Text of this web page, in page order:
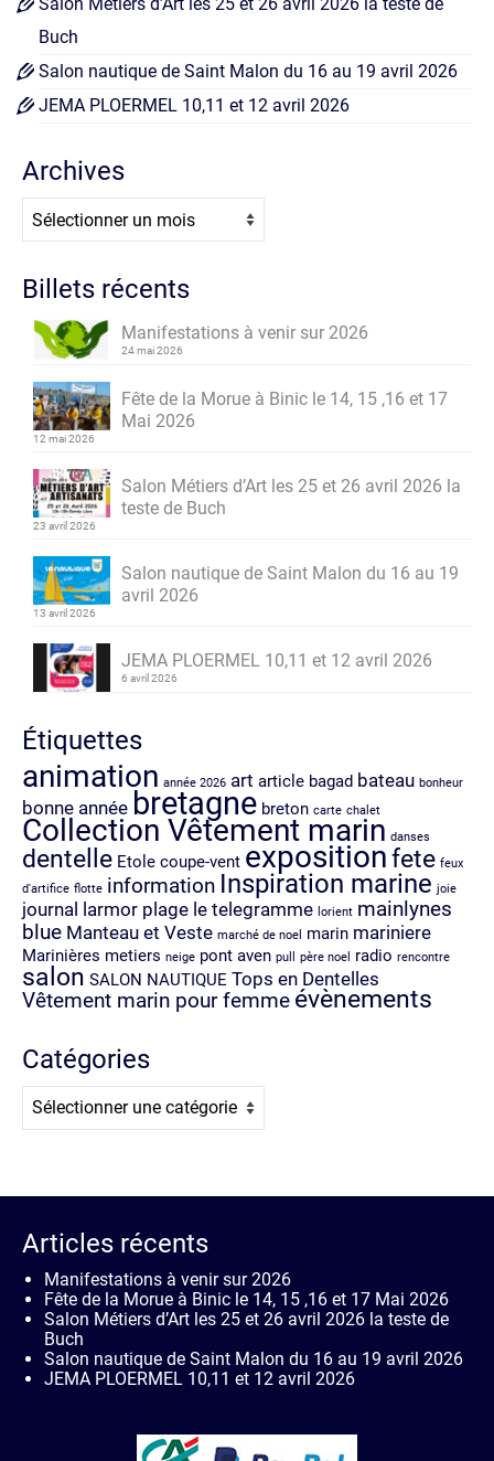
Salon Métiers d’Art les 25 et 26 avril 2026 la teste de
Buch
Salon nautique de Saint Malon du 16 au 19 avril 2026
JEMA PLOERMEL 10,11 et 12 avril 2026
Archives
Billets récents
Manifestations à venir sur 2026
24 mai 2026
Fête de la Morue à Binic le 14, 15 ,16 et 17
Mai 2026
12 mai 2026
Salon Métiers d’Art les 25 et 26 avril 2026 la
teste de Buch
23 avril 2026
Salon nautique de Saint Malon du 16 au 19
avril 2026
13 avril 2026
JEMA PLOERMEL 10,11 et 12 avril 2026
6 avril 2026
Étiquettes
animation année 2026 art article bagad bateau bonheur
bonne année bretagne breton carte chalet
Collection Vêtement marin danses
dentelle Etole coupe-vent expositionfete feux
d'artifice flotte information Inspiration marine joie
journal larmor plage le telegramme lorient mainlynes
blue Manteau et Veste marché de noel marin mariniere
Marinières metiers neige pont aven pull père noel radio rencontre
salon SALON NAUTIQUE Tops en Dentelles
Vêtement marin pour femme évènements
Catégories
Catégories
Articles récents
Manifestations à venir sur 2026
Fête de la Morue à Binic le 14, 15 ,16 et 17 Mai 2026
Salon Métiers d’Art les 25 et 26 avril 2026 la teste de
Buch
Salon nautique de Saint Malon du 16 au 19 avril 2026
JEMA PLOERMEL 10,11 et 12 avril 2026